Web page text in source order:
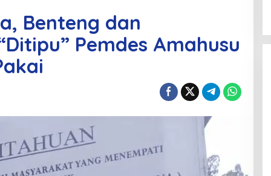
Benteng dan
Pemdes Amahusu